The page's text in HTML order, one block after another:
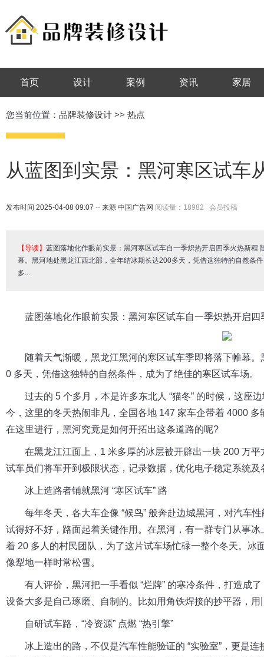
首页 设计 案例 资讯 家居
您当前位置： 品牌装修设计 >> 热点
从蓝图到实景：黑河寒区试车
发布时间 2025-04-08 09:07 -- 来源 中国广告网 阅读量：18982 会员投稿
【导读】 蓝图落地化作眼前实景：黑河寒区试车自一季炽热开启四季火热新程
幕。黑河地处黑龙江西北部，全年结冰期长达200多天，凭借这独特的自然条
多...
蓝图落地化作眼前实景：黑河寒区试车自一季炽热开启四
随着天气渐暖，黑龙江黑河的寒区试车季即将落下帷幕
0 多天，凭借这独特的自然条件，成为了绝佳的寒区试车场。
过去的 5 个多月，本是许多东北人 “猫冬” 的时候，这座
今，这里的冬天热闹非凡，全国各地 147 家车企带着 4000
在这里进行，黑河究竟是如何开拓出这条道路的呢?
在黑龙江江面上，1 米多厚的冰层被开辟出一块 200 万
试车员们将车开到极限状态，记录数据，优化电子稳定系统及
冰上造路者铺就黑河 “寒区试车” 路
每年冬天，各大车企像 “候鸟” 般奔赴边城黑河，对汽车
试得好不好，路面起着关键作用。在黑河，有一群专门从事
着 20 多人的村民团队，为了这片试车场忙碌一整个冬天。冰
像犁地一样时常松雪。
有人评价，黑河把一手看似 “烂牌” 的寒冷条件，打造成
设备大多是自己琢磨、自制的。比如用角铁焊接的抄平器，
自研试车路，“冷资源” 点燃 “热引擎”
冰上造出的路，不仅是汽车性能验证的 “实验室”，更是